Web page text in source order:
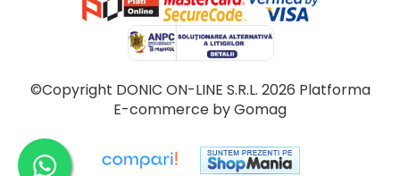
©Copyright DONIC ON-LINE S.R.L. 2026 Platforma
E-commerce by Gomag